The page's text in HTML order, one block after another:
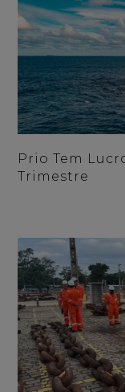
Prio Tem
Trimestre